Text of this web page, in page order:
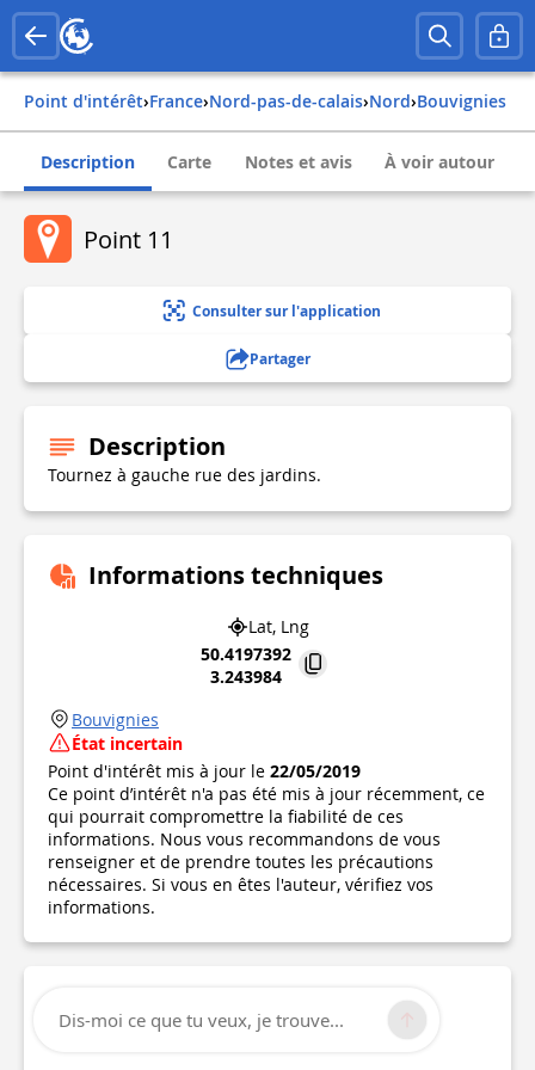
Point d'intérêt› france› nord-pas-de-calais› nord› bouvignies
Description Carte Notes et avis À voir autour
Point 11
Consulter sur l'application
Partager
Description
Tournez à gauche rue des jardins.
Informations techniques
Lat, Lng
50.4197392
3.243984
Bouvignies
État incertain
Point d'intérêt mis à jour le 22/05/2019
Ce point d’intérêt n'a pas été mis à jour récemment, ce
qui pourrait compromettre la fiabilité de ces
informations. Nous vous recommandons de vous
renseigner et de prendre toutes les précautions
nécessaires. Si vous en êtes l'auteur, vérifiez vos
informations.
Dis-moi ce que tu veux, je trouve...